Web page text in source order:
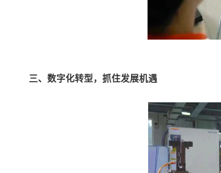
三、数字化转型，抓住发展机遇